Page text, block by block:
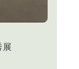
展